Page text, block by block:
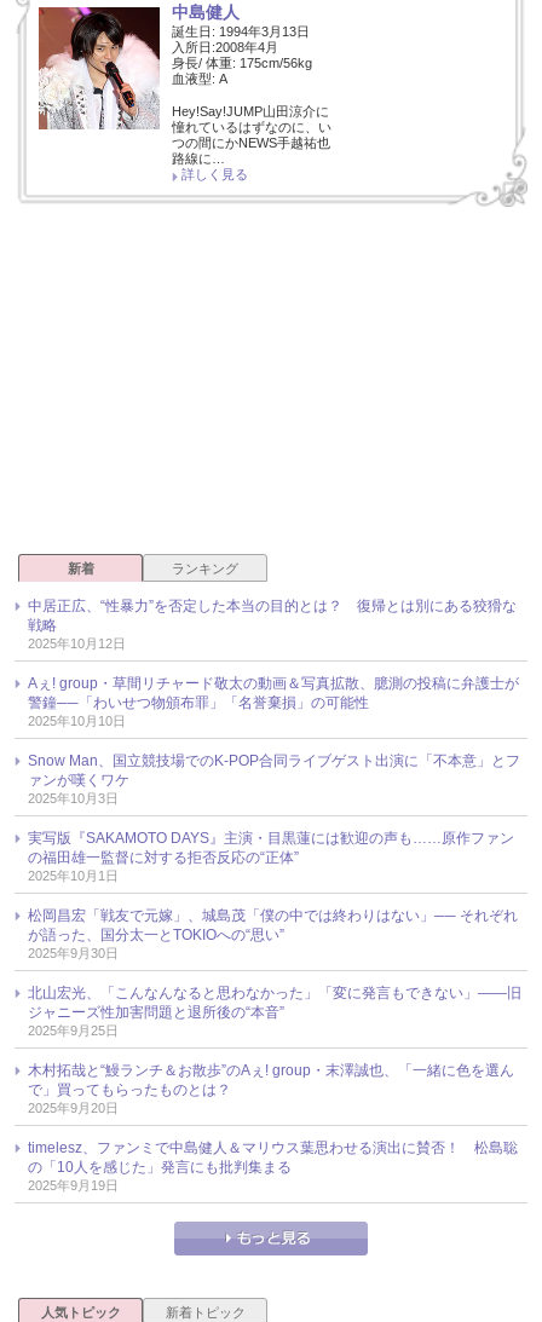
中島健人
誕生日: 1994年3月13日
入所日:2008年4月
身長/ 体重: 175cm/56kg
血液型: A
Hey!Say!JUMP山田涼介に
憧れているはずなのに、い
つの間にかNEWS手越祐也
路線に…
詳しく見る
新着 ランキング
中居正広、“性暴力”を否定した本当の目的とは？ 復帰とは別にある狡猾な
戦略
2025年10月12日
Aぇ! group・草間リチャード敬太の動画＆写真拡散、臆測の投稿に弁護士が
警鐘──「わいせつ物頒布罪」「名誉棄損」の可能性
2025年10月10日
Snow Man、国立競技場でのK-POP合同ライブゲスト出演に「不本意」とフ
ァンが嘆くワケ
2025年10月3日
実写版『SAKAMOTO DAYS』主演・目黒蓮には歓迎の声も……原作ファン
の福田雄一監督に対する拒否反応の“正体”
2025年10月1日
松岡昌宏「戦友で元嫁」、城島茂「僕の中では終わりはない」── それぞれ
が語った、国分太一とTOKIOへの“思い”
2025年9月30日
北山宏光、「こんなんなると思わなかった」「変に発言もできない」――旧
ジャニーズ性加害問題と退所後の“本音”
2025年9月25日
木村拓哉と“鰻ランチ＆お散歩”のAぇ! group・末澤誠也、「一緒に色を選ん
で」買ってもらったものとは？
2025年9月20日
timelesz、ファンミで中島健人＆マリウス葉思わせる演出に賛否！ 松島聡
の「10人を感じた」発言にも批判集まる
2025年9月19日
人気トピック 新着トピック